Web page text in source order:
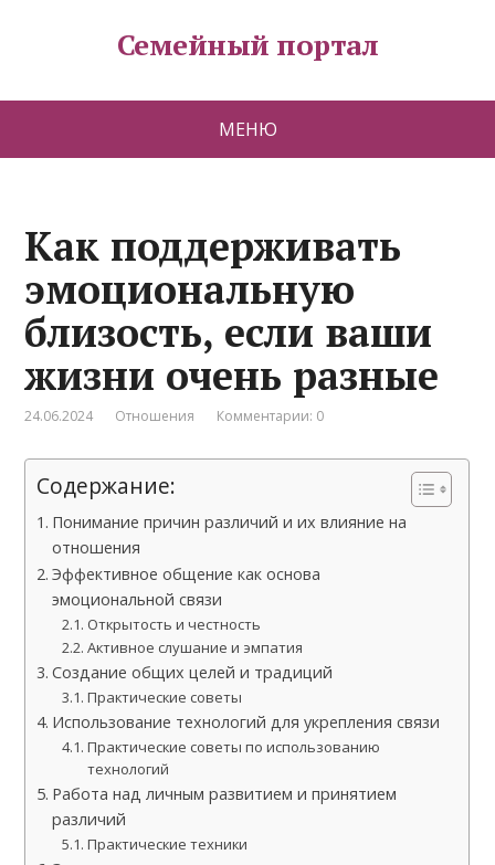
Семейный портал
МЕНЮ
Как поддерживать
эмоциональную
близость, если ваши
жизни очень разные
24.06.2024 Отношения Комментарии: 0
Содержание:
Понимание причин различий и их влияние на
отношения
Эффективное общение как основа
эмоциональной связи
Открытость и честность
Активное слушание и эмпатия
Создание общих целей и традиций
Практические советы
Использование технологий для укрепления связи
Практические советы по использованию
технологий
Работа над личным развитием и принятием
различий
Практические техники